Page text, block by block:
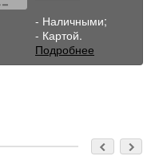
- Наличными;
- Картой.
Подробнее